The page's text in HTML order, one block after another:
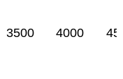
3500 4000